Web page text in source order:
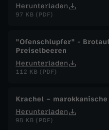
Herunterladen
97 KB (PDF)
"Ofenschlupfer" -
Preiselbeeren
Herunterladen
112 KB (PDF)
Krachel –
Herunterladen
98 KB (PDF)